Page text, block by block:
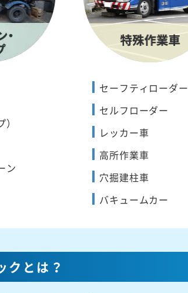
ン
セーフティローダー
セルフローダー
レッカー車
高所作業車
穴掘建柱車
バキュームカー
クとは？